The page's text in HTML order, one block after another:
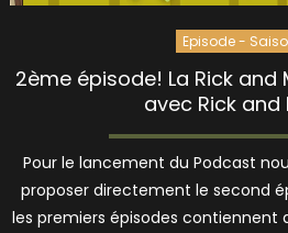
Episode -
2ème épisode! La Rick and
avec Rick and
Pour le lancement du Podcast
proposer directement le second
les premiers épisodes